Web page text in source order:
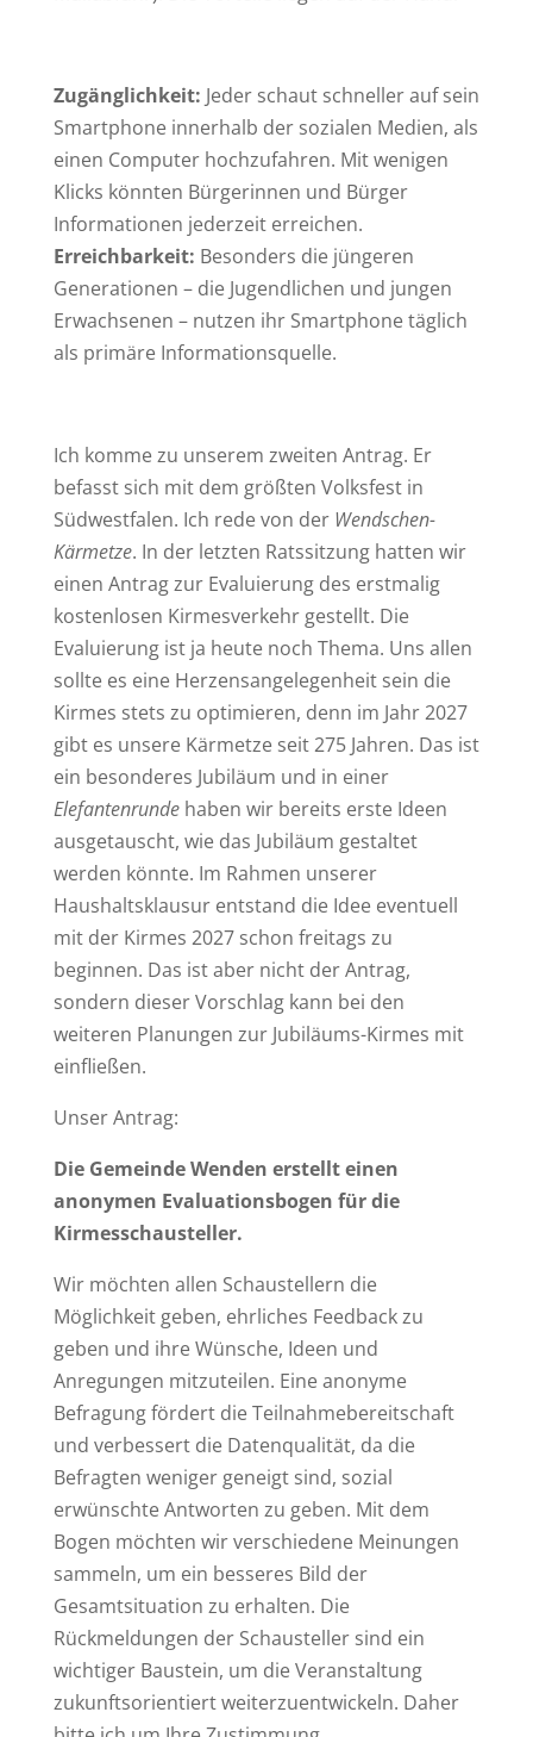
Zugänglichkeit: Jeder schaut schneller auf sein
Smartphone innerhalb der sozialen Medien, als
einen Computer hochzufahren. Mit wenigen
Klicks könnten Bürgerinnen und Bürger
Informationen jederzeit erreichen.
Erreichbarkeit: Besonders die jüngeren
Generationen – die Jugendlichen und jungen
Erwachsenen – nutzen ihr Smartphone täglich
als primäre Informationsquelle.
Ich komme zu unserem zweiten Antrag. Er
befasst sich mit dem größten Volksfest in
Südwestfalen. Ich rede von der Wendschen-
Kärmetze. In der letzten Ratssitzung hatten wir
einen Antrag zur Evaluierung des erstmalig
kostenlosen Kirmesverkehr gestellt. Die
Evaluierung ist ja heute noch Thema. Uns allen
sollte es eine Herzensangelegenheit sein die
Kirmes stets zu optimieren, denn im Jahr 2027
gibt es unsere Kärmetze seit 275 Jahren. Das ist
ein besonderes Jubiläum und in einer
Elefantenrunde haben wir bereits erste Ideen
ausgetauscht, wie das Jubiläum gestaltet
werden könnte. Im Rahmen unserer
Haushaltsklausur entstand die Idee eventuell
mit der Kirmes 2027 schon freitags zu
beginnen. Das ist aber nicht der Antrag,
sondern dieser Vorschlag kann bei den
weiteren Planungen zur Jubiläums-Kirmes mit
einfließen.
Unser Antrag:
Die Gemeinde Wenden erstellt einen
anonymen Evaluationsbogen für die
Kirmesschausteller.
Wir möchten allen Schaustellern die
Möglichkeit geben, ehrliches Feedback zu
geben und ihre Wünsche, Ideen und
Anregungen mitzuteilen. Eine anonyme
Befragung fördert die Teilnahmebereitschaft
und verbessert die Datenqualität, da die
Befragten weniger geneigt sind, sozial
erwünschte Antworten zu geben. Mit dem
Bogen möchten wir verschiedene Meinungen
sammeln, um ein besseres Bild der
Gesamtsituation zu erhalten. Die
Rückmeldungen der Schausteller sind ein
wichtiger Baustein, um die Veranstaltung
zukunftsorientiert weiterzuentwickeln. Daher